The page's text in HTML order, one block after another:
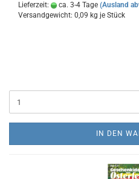
Lieferzeit: ca. 3-4 Tage (Ausland
Versandgewicht: 0,09 kg je Stück
IN DEN